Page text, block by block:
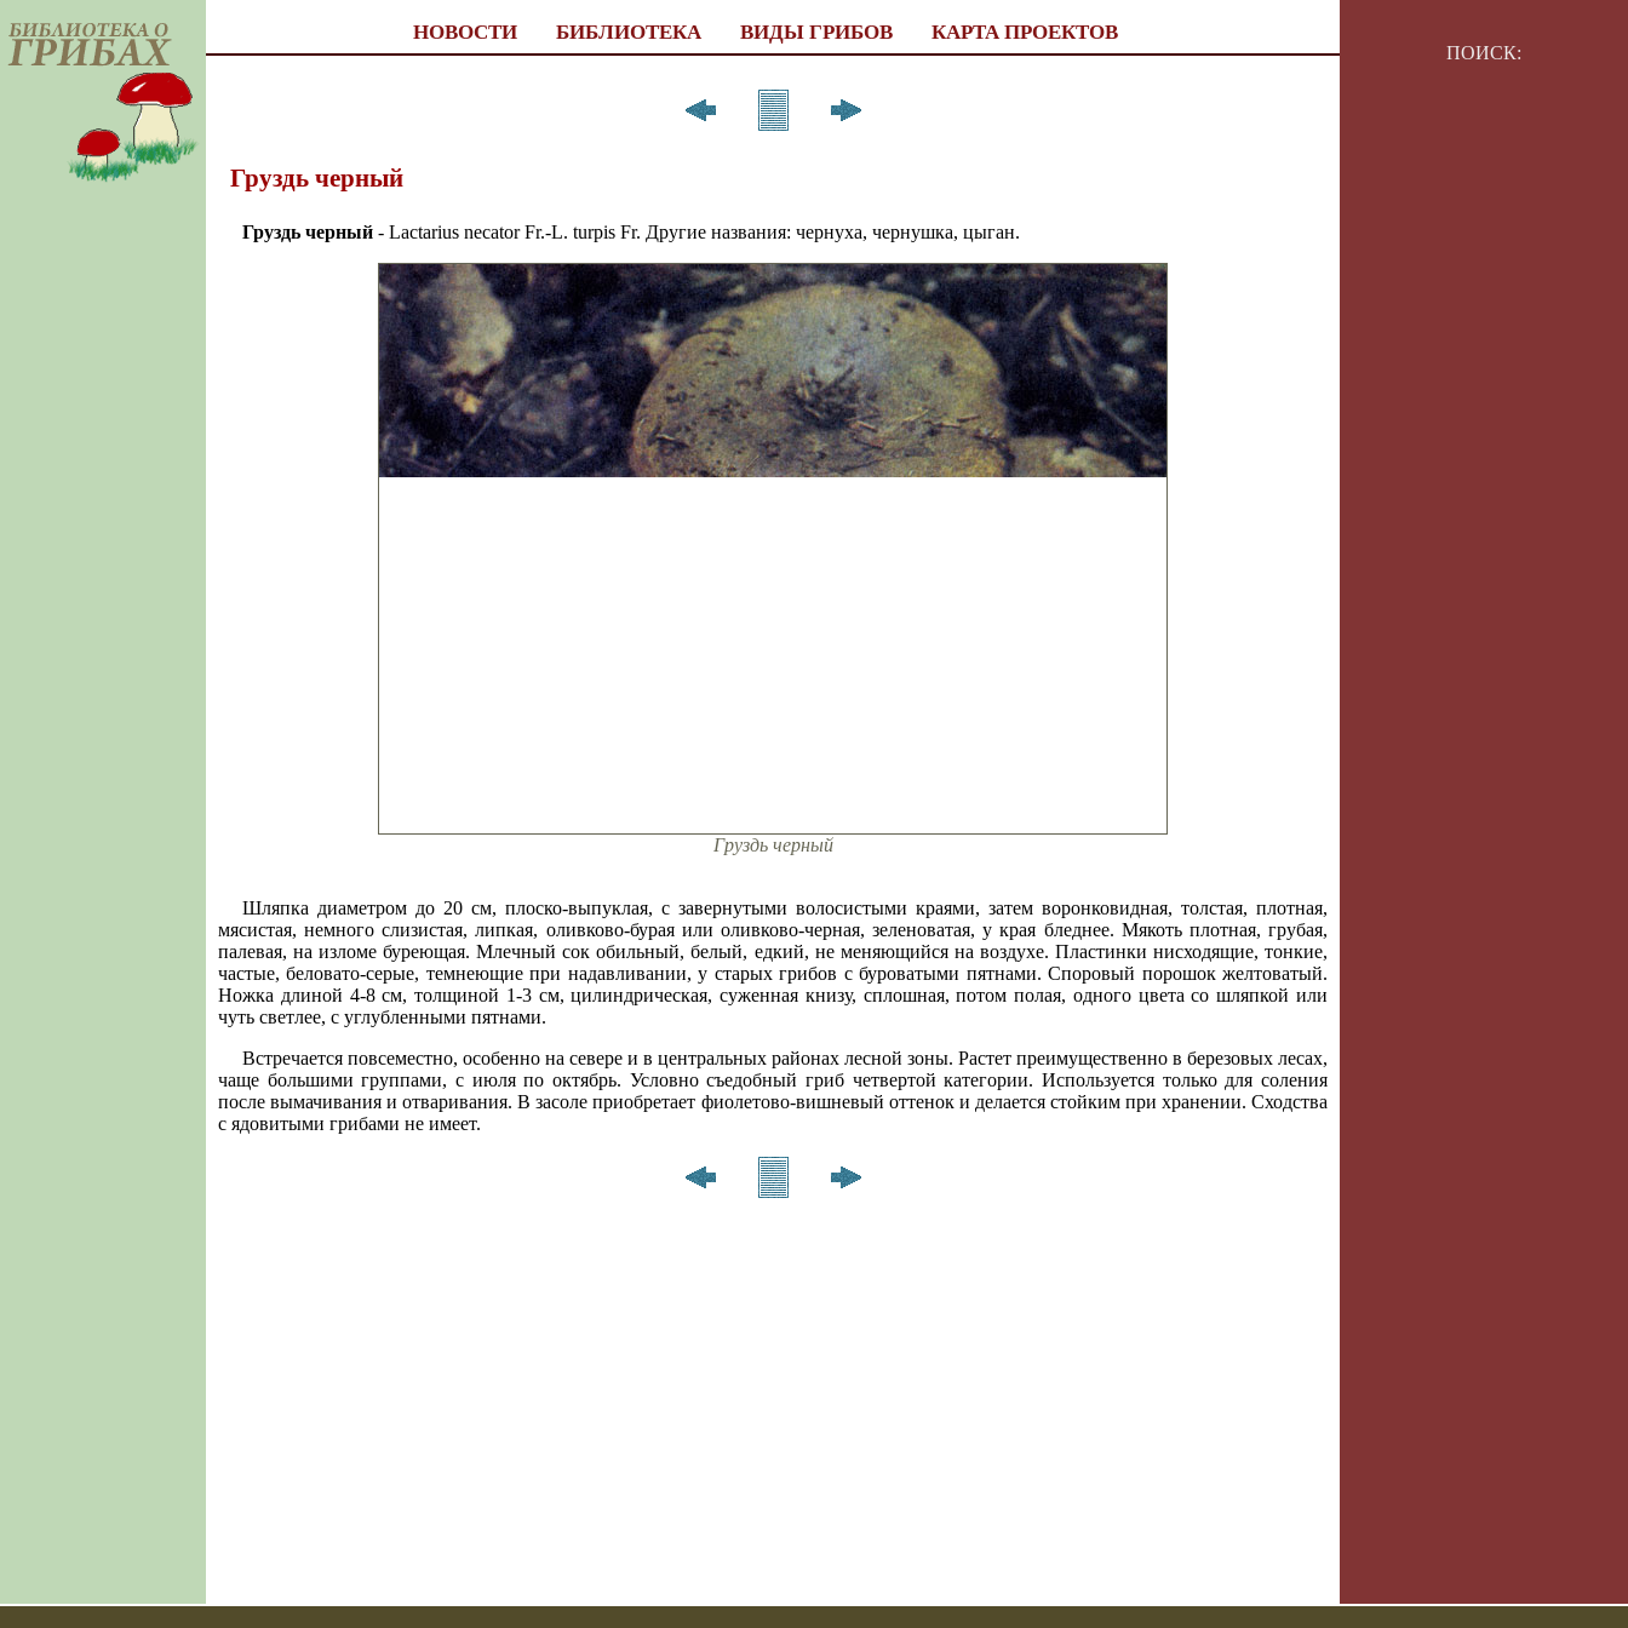
НОВОСТИ БИБЛИОТЕКА ВИДЫ ГРИБОВ КАРТА ПРОЕКТОВ
Груздь черный
Груздь черный - Lactarius ne­cator Fr.-L. turpis Fr. Другие на­звания: чернуха, чернушка, цыган.
Груздь черный
Шляпка диаметром до 20 см, плоско-выпуклая, с завернутыми волосистыми краями, затем воронковидная, толстая, плотная,
мясис­тая, немного слизистая, липкая, оливково-бурая или оливково-чер­ная, зеленоватая, у края бледнее. Мякоть плотная, грубая,
палевая, на изломе буреющая. Млечный сок обильный, белый, едкий, не меняющийся на воздухе. Пластинки нисходящие, тонкие,
частые, бело­вато-серые, темнеющие при надав­ливании, у старых грибов с буро­ватыми пятнами. Споровый поро­шок желтоватый.
Ножка длиной 4-8 см, толщиной 1-3 см, цилиндрическая, суженная книзу, сплошная, потом полая, одного цве­та со шляпкой или
чуть светлее, с углубленными пятнами.
Встречается повсеместно, осо­бенно на севере и в центральных районах лесной зоны. Растет преимущественно в березовых лесах,
чаще большими группами, с июля по октябрь. Условно съедобный гриб четвертой категории. Исполь­зуется только для соления
после вымачивания и отваривания. В за­соле приобретает фиолетово-виш­невый оттенок и делается стойким при хранении. Сходства
с ядови­тыми грибами не имеет.
ПОИСК: